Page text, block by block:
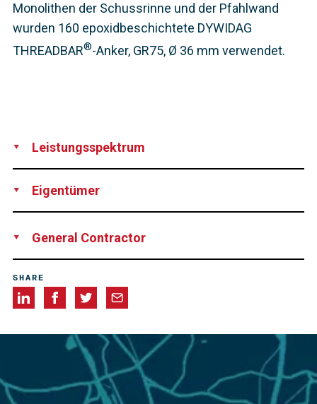
Monolithen der Schussrinne und der Pfahlwand
wurden 160 epoxidbeschichtete DYWIDAG
THREADBAR®-Anker, GR75, Ø 36 mm verwendet.
Leistungsspektrum
Eigentümer
Department of Water Resources, Division of Engineering,
General Contractor
SHARE